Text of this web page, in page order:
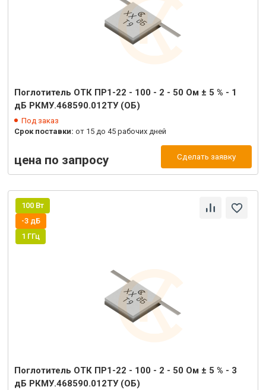
Поглотитель ОТК ПР1-22 - 100 - 2 - 50 Ом ± 5 % - 1
дБ РКМУ.468590.012ТУ (ОБ)
Под заказ
Срок поставки:от 15 до 45 рабочих дней
цена по запросу Сделать заявку
100 Вт
-3 дБ
1 ГГц
Поглотитель ОТК ПР1-22 - 100 - 2 - 50 Ом ± 5 % - 3
дБ РКМУ.468590.012ТУ (ОБ)